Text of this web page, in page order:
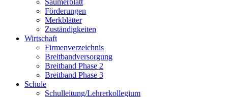
Säumerblatt
Förderungen
Merkblätter
Zuständigkeiten
Wirtschaft
Firmenverzeichnis
Breitbandversorgung
Breitband Phase 2
Breitband Phase 3
Schule
Schulleitung/Lehrerkollegium